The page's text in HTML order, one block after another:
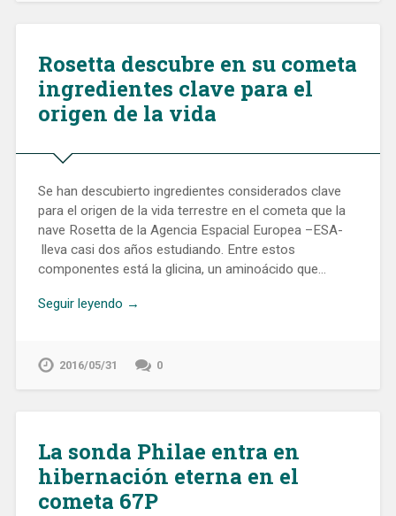
Rosetta descubre en su cometa
ingredientes clave para el
origen de la vida
Se han descubierto ingredientes considerados clave
para el origen de la vida terrestre en el cometa que la
nave Rosetta de la Agencia Espacial Europea –ESA-
lleva casi dos años estudiando. Entre estos
componentes está la glicina, un aminoácido que…
Seguir leyendo →
2016/05/31 0
La sonda Philae entra en
hibernación eterna en el
cometa 67P